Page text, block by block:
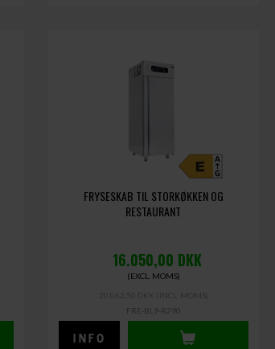
FRYSESKAB TIL STORKØKKEN OG
RESTAURANT
16.050,00 DKK
(EXCL. MOMS)
FRE-BL9-R290